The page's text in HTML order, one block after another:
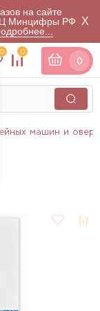
на сайте
Минцифры РФ
X
0 0
0
машин и